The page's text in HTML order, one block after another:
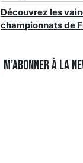
Découvrez les
championnats de
M’abonner à la